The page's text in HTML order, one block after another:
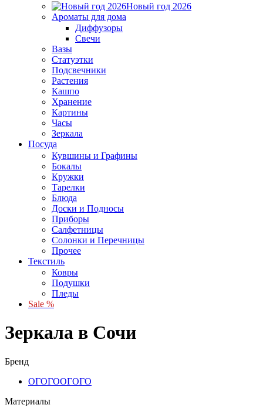
Новый год 2026
Ароматы для дома
Диффузоры
Свечи
Вазы
Статуэтки
Подсвечники
Растения
Кашпо
Хранение
Картины
Часы
Зеркала
Посуда
Кувшины и Графины
Бокалы
Кружки
Тарелки
Блюда
Доски и Подносы
Приборы
Салфетницы
Солонки и Перечницы
Прочее
Текстиль
Ковры
Подушки
Пледы
Sale %
Зеркала в Сочи
Бренд
ОГОГООГОГО
Материалы